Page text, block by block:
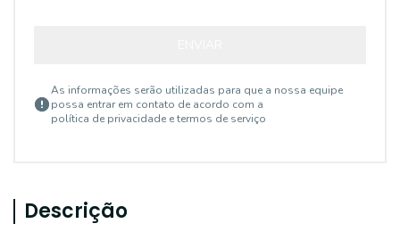
As informações serão utilizadas para que a nossa equipe
possa entrar em contato de acordo com a
política de privacidade e termos de serviço
Descrição